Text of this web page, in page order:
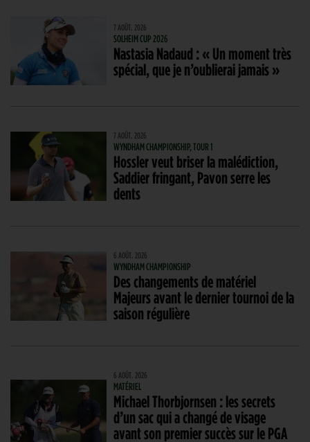
7 AOÛT. 2026
SOLHEIM CUP 2026
Nastasia Nadaud : « Un moment très
spécial, que je n’oublierai jamais »
7 AOÛT. 2026
WYNDHAM CHAMPIONSHIP, TOUR 1
Hossler veut briser la malédiction,
Saddier fringant, Pavon serre les
dents
6 AOÛT. 2026
WYNDHAM CHAMPIONSHIP
Des changements de matériel
Majeurs avant le dernier tournoi de la
saison régulière
6 AOÛT. 2026
MATÉRIEL
Michael Thorbjornsen : les secrets
d’un sac qui a changé de visage
avant son premier succès sur le PGA